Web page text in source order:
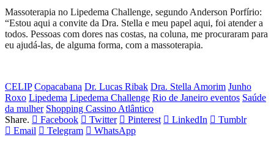
Massoterapia no Lipedema Challenge, segundo Anderson Porfírio:
“Estou aqui a convite da Dra. Stella e meu papel aqui, foi atender a
todos. Pessoas com dores nas costas, na coluna, me procuraram para
eu ajudá-las, de alguma forma, com a massoterapia.
CELIP Copacabana Dr. Lucas Ribak Dra. Stella Amorim Junho
Roxo Lipedema Lipedema Challenge Rio de Janeiro eventos Saúde
da mulher Shopping Cassino Atlântico
Share.
Facebook Twitter Pinterest LinkedIn
Tumblr
Email
Telegram WhatsApp